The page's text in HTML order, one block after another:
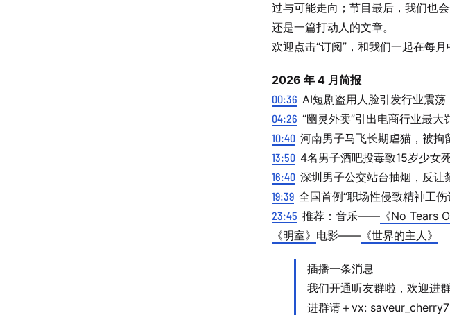
过与可能走向；节目最后，我们也
还是一篇打动人的文章。
欢迎点击“订阅”，和我们一起在每
2026 年 4 月简报
00:36 AI短剧盗用人脸引发行业震荡
04:26 “幽灵外卖”引出电商行业最
10:40 河南男子马飞长期虐猫，被拘
13:50 4名男子酒吧投毒致15岁少女
16:40 深圳男子公交站台抽烟，反让
19:39 全国首例“职场性侵致精神工
23:45 推荐：音乐—— 《No Tears
《明室》 电影—— 《世界的主人》
插播一条消息
我们开通听友群啦，欢迎进
进群请＋vx: